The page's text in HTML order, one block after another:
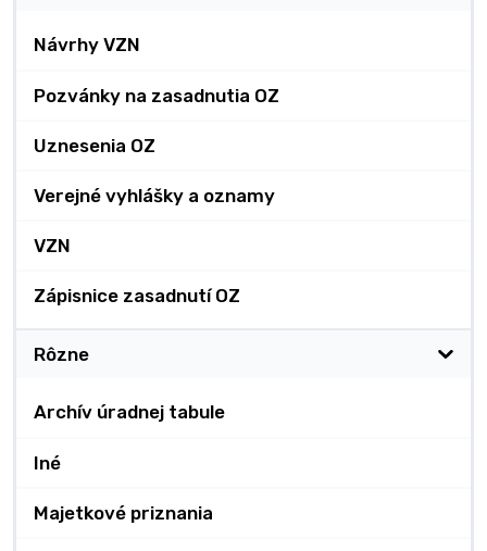
Návrhy VZN
Pozvánky na zasadnutia OZ
Uznesenia OZ
Verejné vyhlášky a oznamy
VZN
Zápisnice zasadnutí OZ
Rôzne
Archív úradnej tabule
Iné
Majetkové priznania